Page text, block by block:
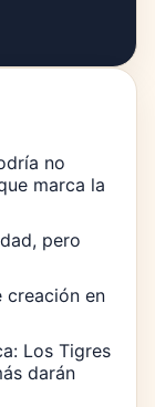
no
marca la
pero
creación en
Los Tigres
darán